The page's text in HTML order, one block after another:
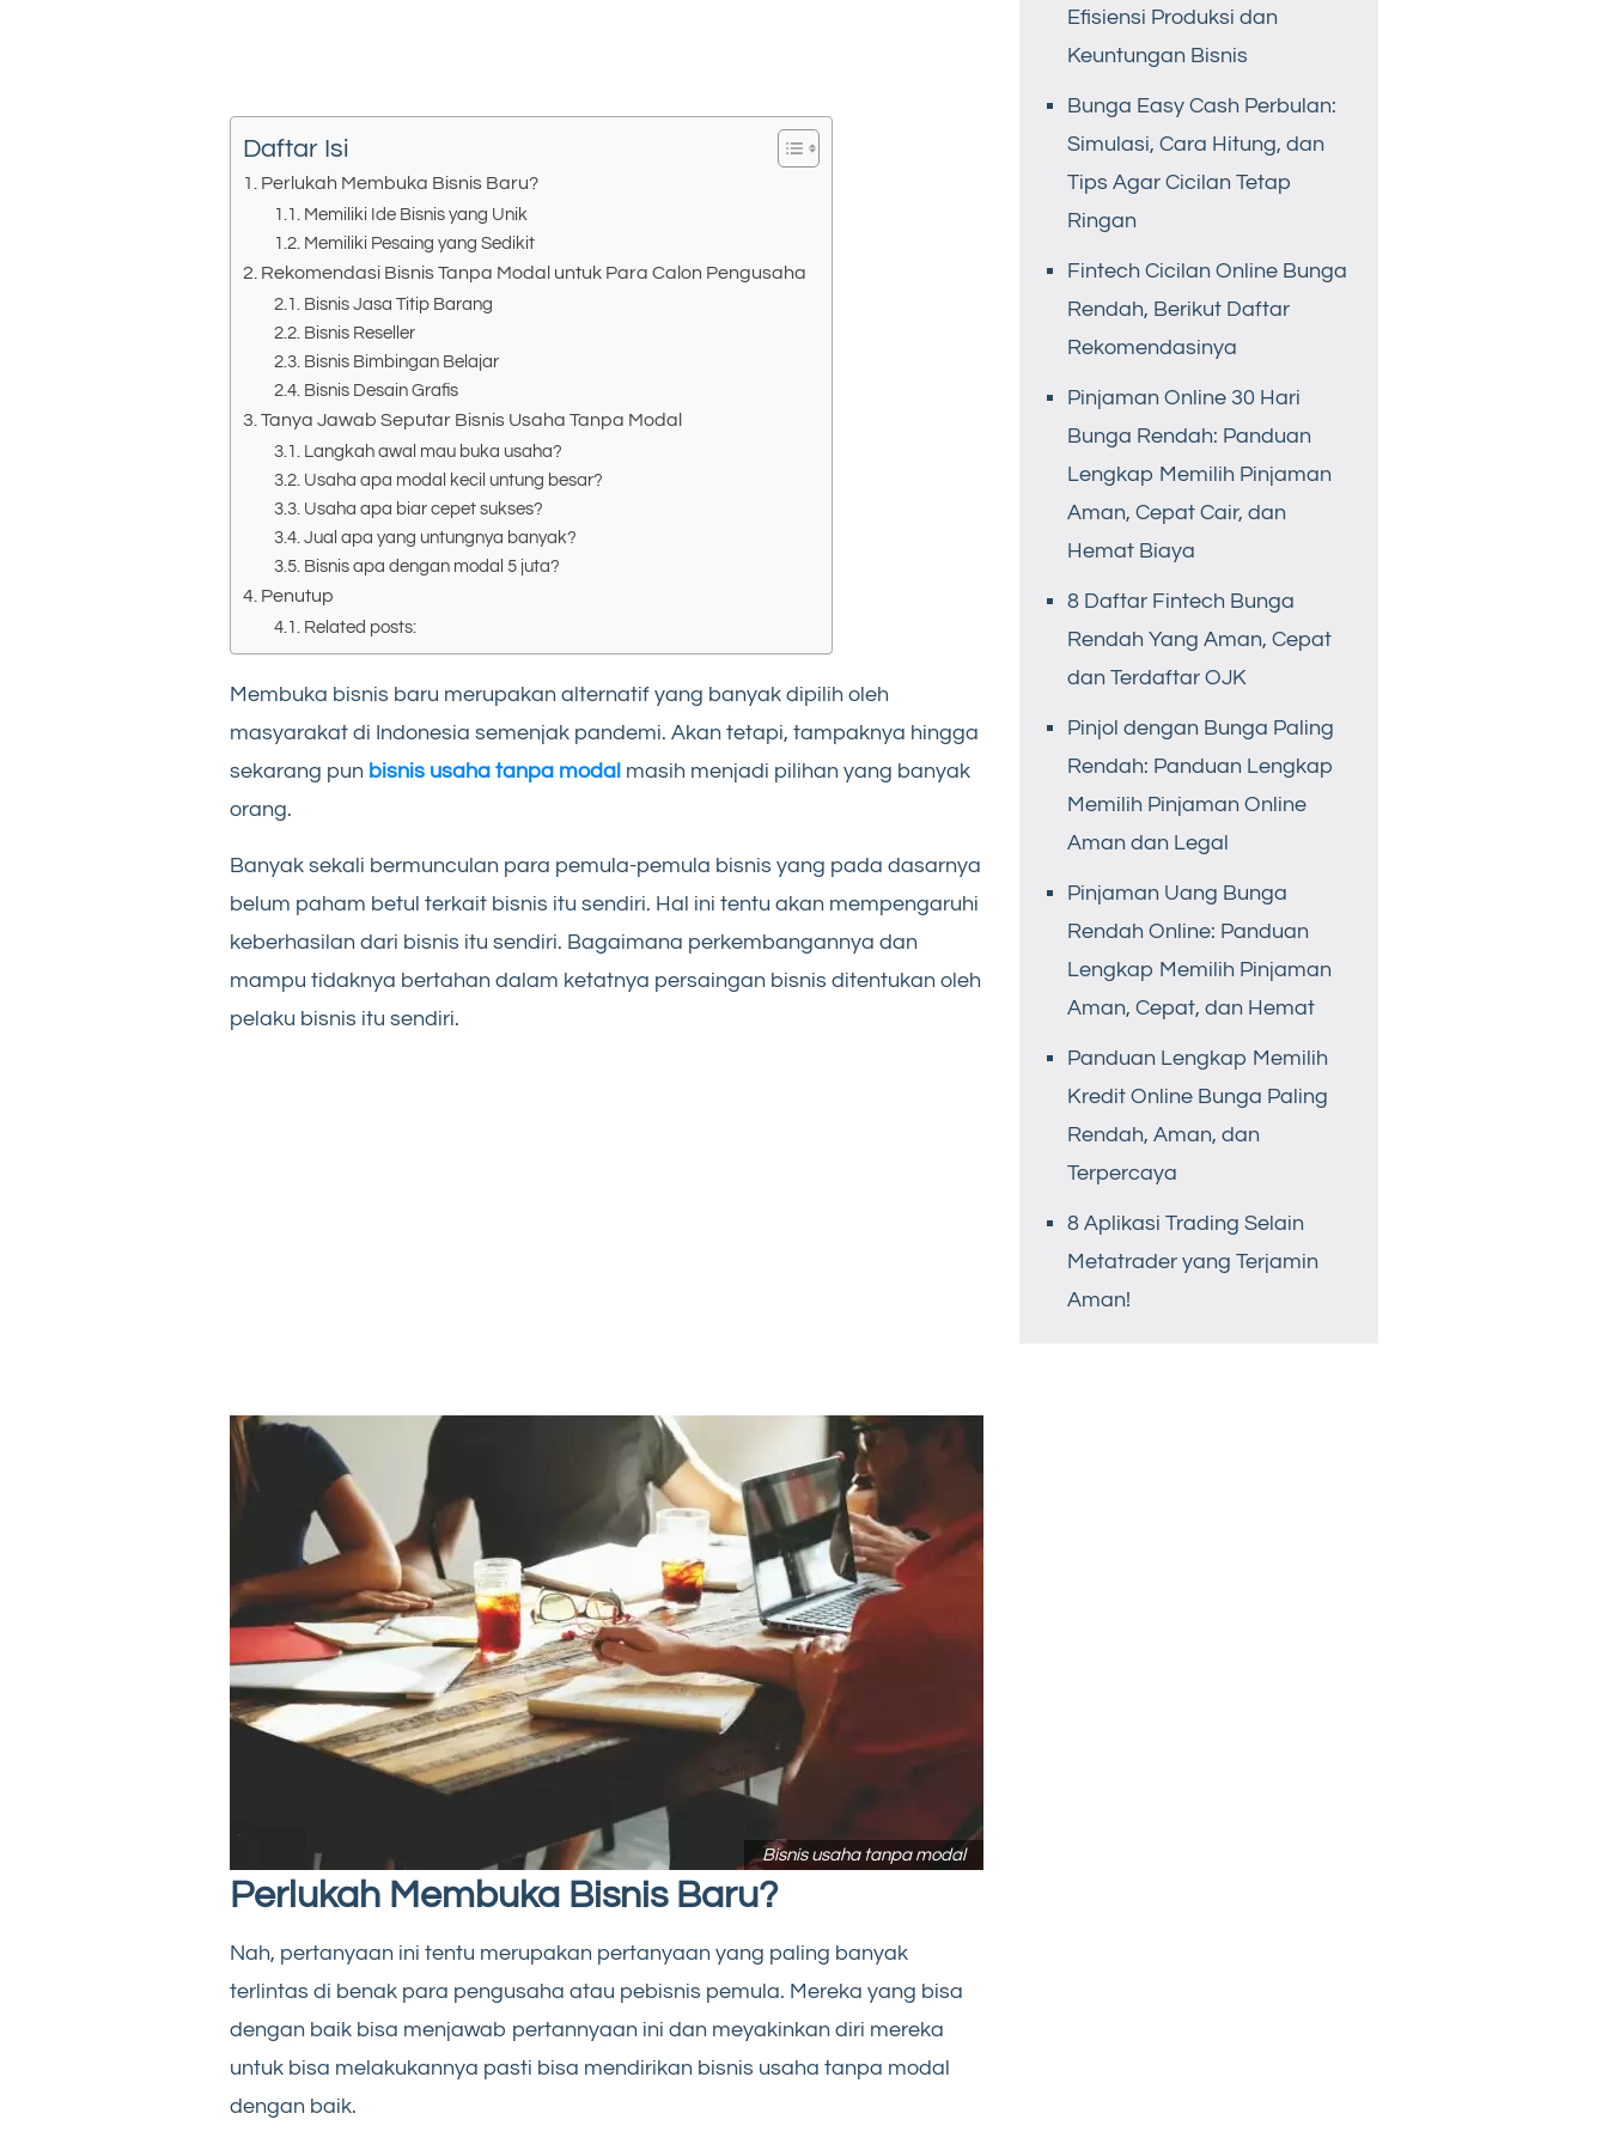
Daftar Isi
Perlukah Membuka Bisnis Baru?
Memiliki Ide Bisnis yang Unik
Memiliki Pesaing yang Sedikit
Rekomendasi Bisnis Tanpa Modal untuk Para Calon Pengusaha
Bisnis Jasa Titip Barang
Bisnis Reseller
Bisnis Bimbingan Belajar
Bisnis Desain Grafis
Tanya Jawab Seputar Bisnis Usaha Tanpa Modal
Langkah awal mau buka usaha?
Usaha apa modal kecil untung besar?
Usaha apa biar cepet sukses?
Jual apa yang untungnya banyak?
Bisnis apa dengan modal 5 juta?
Penutup
Related posts:
Membuka bisnis baru merupakan alternatif yang banyak dipilih oleh
masyarakat di Indonesia semenjak pandemi. Akan tetapi, tampaknya hingga
sekarang pun bisnis usaha tanpa modal masih menjadi pilihan yang banyak
orang.
Banyak sekali bermunculan para pemula-pemula bisnis yang pada dasarnya
belum paham betul terkait bisnis itu sendiri. Hal ini tentu akan mempengaruhi
keberhasilan dari bisnis itu sendiri. Bagaimana perkembangannya dan
mampu tidaknya bertahan dalam ketatnya persaingan bisnis ditentukan oleh
pelaku bisnis itu sendiri.
Bisnis usaha tanpa modal
Perlukah Membuka Bisnis Baru?
Nah, pertanyaan ini tentu merupakan pertanyaan yang paling banyak
terlintas di benak para pengusaha atau pebisnis pemula. Mereka yang bisa
dengan baik bisa menjawab pertannyaan ini dan meyakinkan diri mereka
untuk bisa melakukannya pasti bisa mendirikan bisnis usaha tanpa modal
dengan baik.
Efisiensi Produksi dan
Keuntungan Bisnis
Bunga Easy Cash Perbulan:
Simulasi, Cara Hitung, dan
Tips Agar Cicilan Tetap
Ringan
Fintech Cicilan Online Bunga
Rendah, Berikut Daftar
Rekomendasinya
Pinjaman Online 30 Hari
Bunga Rendah: Panduan
Lengkap Memilih Pinjaman
Aman, Cepat Cair, dan
Hemat Biaya
8 Daftar Fintech Bunga
Rendah Yang Aman, Cepat
dan Terdaftar OJK
Pinjol dengan Bunga Paling
Rendah: Panduan Lengkap
Memilih Pinjaman Online
Aman dan Legal
Pinjaman Uang Bunga
Rendah Online: Panduan
Lengkap Memilih Pinjaman
Aman, Cepat, dan Hemat
Panduan Lengkap Memilih
Kredit Online Bunga Paling
Rendah, Aman, dan
Terpercaya
8 Aplikasi Trading Selain
Metatrader yang Terjamin
Aman!